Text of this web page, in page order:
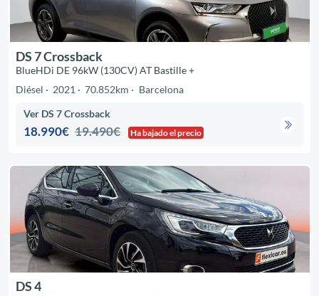
DS 7 Crossback
BlueHDi DE 96kW (130CV) AT Bastille +
Diésel
2021 70.852km Barcelona
Ver DS 7 Crossback
18.990€ 19.490€ Ha bajado el precio
DS 4